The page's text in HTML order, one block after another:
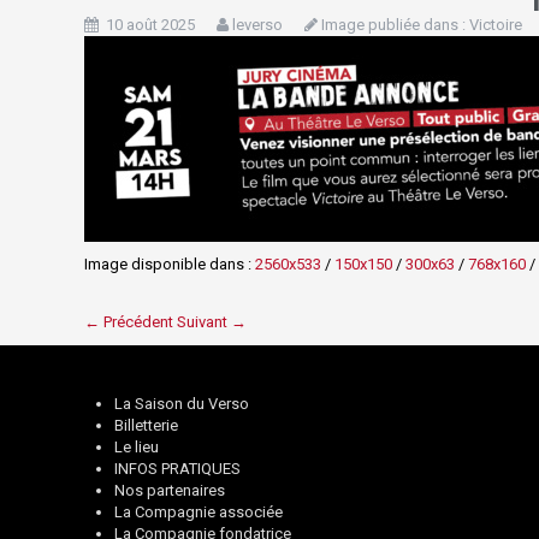
10 août 2025 leverso Image publiée dans : Victoire
Image disponible dans : 2560x533 / 150x150/ 300x63 / 768x160/
← Précédent Suivant →
La Saison du Verso
Billetterie
Le lieu
INFOS PRATIQUES
Nos partenaires
La Compagnie associée
La Compagnie fondatrice